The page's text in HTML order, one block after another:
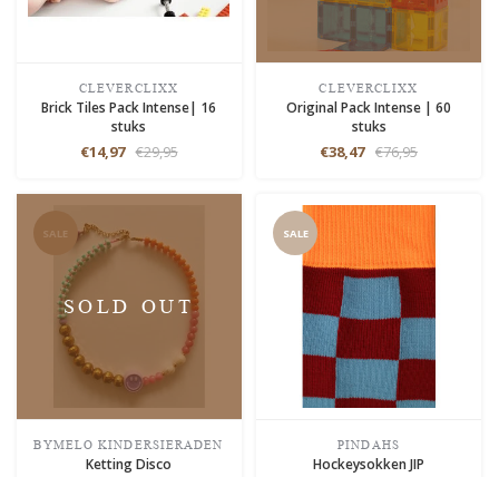
CLEVERCLIXX
Brick Tiles Pack Intense| 16
stuks
€14,97 €29,95
CLEVERCLIXX
Original Pack Intense | 60
stuks
€38,47 €76,95
SALE
SOLD OUT
BYMELO KINDERSIERADEN
Ketting Disco
SALE
PINDAHS
Hockeysokken JIP